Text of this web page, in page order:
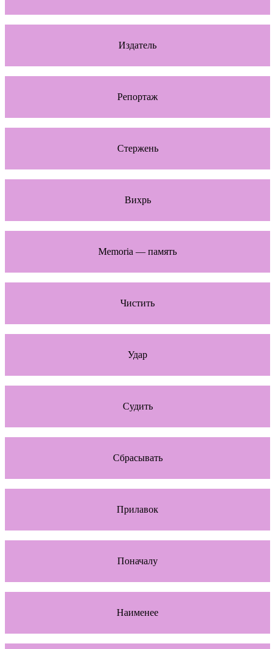
Издатель
Репортаж
Стержень
Вихрь
Memoria — память
Чистить
Удар
Судить
Сбрасывать
Прилавок
Поначалу
Наименее